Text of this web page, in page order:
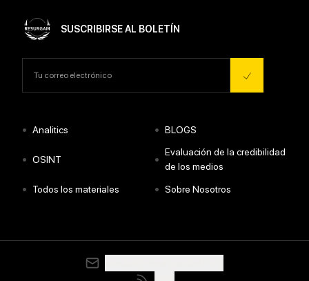
SUSCRIBIRSE AL BOLETÍN
• Analitics • BLOGS
• OSINT •
Evaluación de la credibilidad
de los medios
• Todos los materiales • Sobre Nosotros